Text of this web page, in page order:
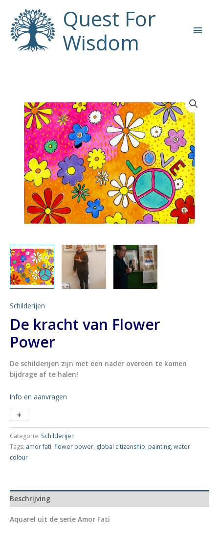
inhoud
Quest For
Wisdom
Schilderijen
De kracht van Flower
Power
De schilderijen zijn met een nader overeen te komen
bijdrage af te halen!
Info en aanvragen
-
De
van
Flower
Power
+
Categorie: Schilderijen
Tags: amor fati, flower power, global citizenship, painting, water
colour
Beschrijving
Aquarel uit de serie Amor Fati